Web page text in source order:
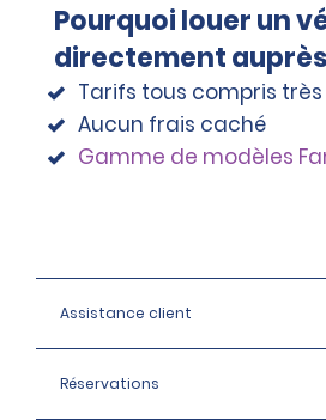
Pourquoi louer un
directement auprès
Tarifs tous compris
Aucun frais caché
Gamme de modèles
Assistance client
Réservations